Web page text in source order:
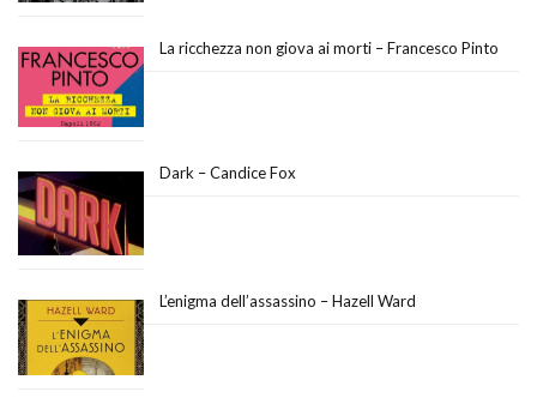
La ricchezza non giova ai morti – Francesco Pinto
Dark – Candice Fox
L’enigma dell’assassino – Hazell Ward